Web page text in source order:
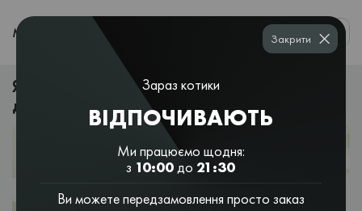
МЕНЮ 0
Японська кухня в Дніпрі: суші і рамени з
доставкою
Зараз котики
ВІДПОЧИВАЮТЬ
Ми працюємо щодня:
з 10:00до 21:30
Ви можете передзамовлення просто заказ
Закрити